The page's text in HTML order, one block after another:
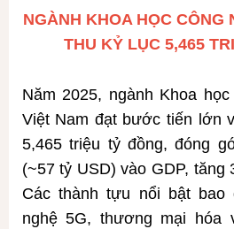
NGÀNH KHOA HỌC CÔNG
THU KỶ LỤC 5,465
Năm 2025, ngành Khoa
Việt Nam đạt bước tiến lớn
5,465 triệu tỷ đồng, đóng
(~57 tỷ USD) vào GDP, tăng
Các thành tựu nổi bật bao
nghệ 5G, thương mại hóa